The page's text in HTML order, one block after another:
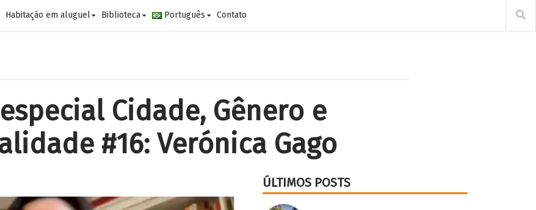
Habitação em aluguel Biblioteca Português Contato
Cidade, Gênero e
#16: Verónica Gago
ÚLTIMOS POSTS